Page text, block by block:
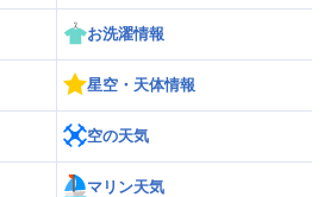
お洗濯情報
星空・天体情報
空の天気
マリン天気